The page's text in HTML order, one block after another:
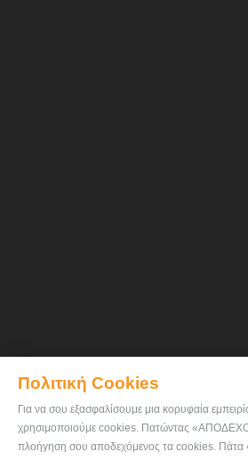
Πολιτική Cookies
Για να σου εξασφαλίσουμε μια κορυφαία
χρησιμοποιούμε cookies. Πατώντας
πλοήγηση σου αποδεχόμενος τα cookies.